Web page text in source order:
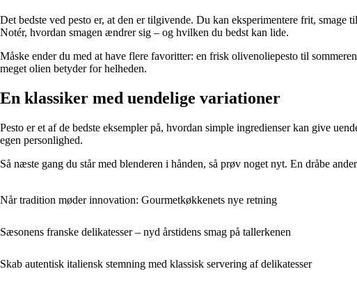
Det bedste ved pesto er, at den er tilgivende. Du kan eksperimentere frit,
Notér, hvordan smagen ændrer sig – og hvilken du bedst kan lide.
Måske ender du med at have flere favoritter: en frisk olivenoliepesto til
meget olien betyder for helheden.
En klassiker med uendelige variationer
Pesto er et af de bedste eksempler på, hvordan simple ingredienser kan give
egen personlighed.
Så næste gang du står med blenderen i hånden, så prøv noget nyt. En dråbe
Når tradition møder innovation: Gourmetkøkkenets nye retning
Sæsonens franske delikatesser – nyd årstidens smag på tallerkenen
Skab autentisk italiensk stemning med klassisk servering af delikatesser